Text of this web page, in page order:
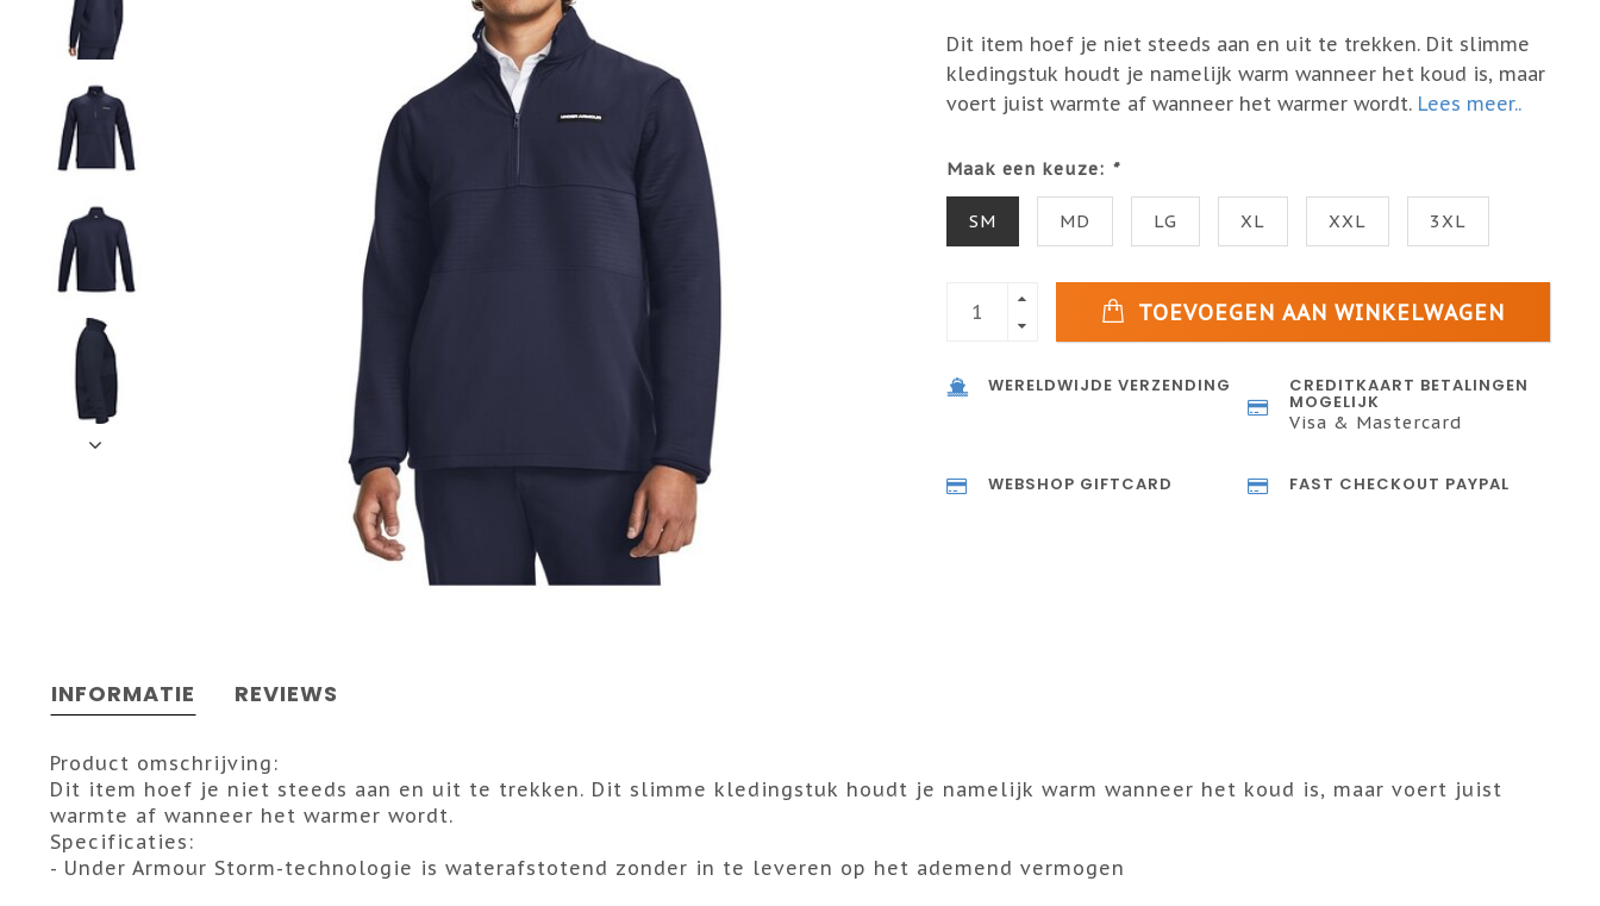
Dit item hoef je niet steeds aan en uit te trekken. Dit slimme
kledingstuk houdt je namelijk warm wanneer het koud is, maar
voert juist warmte af wanneer het warmer wordt. Lees meer..
Maak een keuze: *
SM MD LG XL XXL 3XL
TOEVOEGEN AAN WINKELWAGEN
WERELDWIJDE VERZENDING CREDITKAART BETALINGEN
MOGELIJK
Visa & Mastercard
WEBSHOP GIFTCARD FAST CHECKOUT PAYPAL
INFORMATIE REVIEWS
Product omschrijving:
Dit item hoef je niet steeds aan en uit te trekken. Dit slimme kledingstuk houdt je namelijk warm wanneer het koud is, maar voert juist
warmte af wanneer het warmer wordt.
Specificaties:
- Under Armour Storm-technologie is waterafstotend zonder in te leveren op het ademend vermogen